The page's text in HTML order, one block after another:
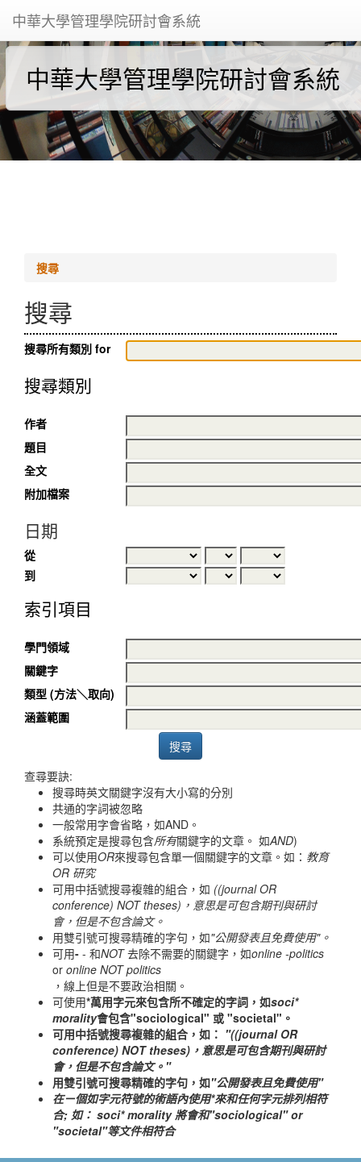
中華大學管理學院研討會系統
中華大學管理學院研討會系統
搜尋
搜尋
搜尋所有類別 for
搜尋類別
作者
題目
全文
附加檔案
日期
從
到
索引項目
學門領域
關鍵字
類型 (方法＼取向)
涵蓋範圍
查尋要訣:
搜尋時英文關鍵字沒有大小寫的分別
共通的字詞被忽略
一般常用字會省略，如AND。
系統預定是搜尋包含所有關鍵字的文章。 如AND)
可以使用OR來搜尋包含單一個關鍵字的文章。如： 教育
OR 研究
可用中括號搜尋複雜的組合，如 ((journal OR
conference) NOT theses)，意思是可包含期刊與研討
會，但是不包含論文。
用雙引號可搜尋精確的字句，如"公開發表且免費使用"。
可用- - 和NOT去除不需要的關鍵字，如online -politics
or online NOT politics
，線上但是不要政治相關。
可使用*萬用字元來包含所不確定的字詞，如soci*
morality會包含"sociological" 或 "societal"。
可用中括號搜尋複雜的組合，如： "((journal OR
conference) NOT theses)，意思是可包含期刊與研討
會，但是不包含論文。"
用雙引號可搜尋精確的字句，如"公開發表且免費使用"
在ㄧ個如字元符號的術語內使用*來和任何字元排列相符
合; 如： soci* morality將會和"sociological" or
"societal"等文件相符合